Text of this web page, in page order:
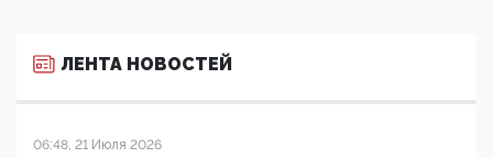
ЛЕНТА НОВОСТЕЙ
06:48, 21 Июля 2026